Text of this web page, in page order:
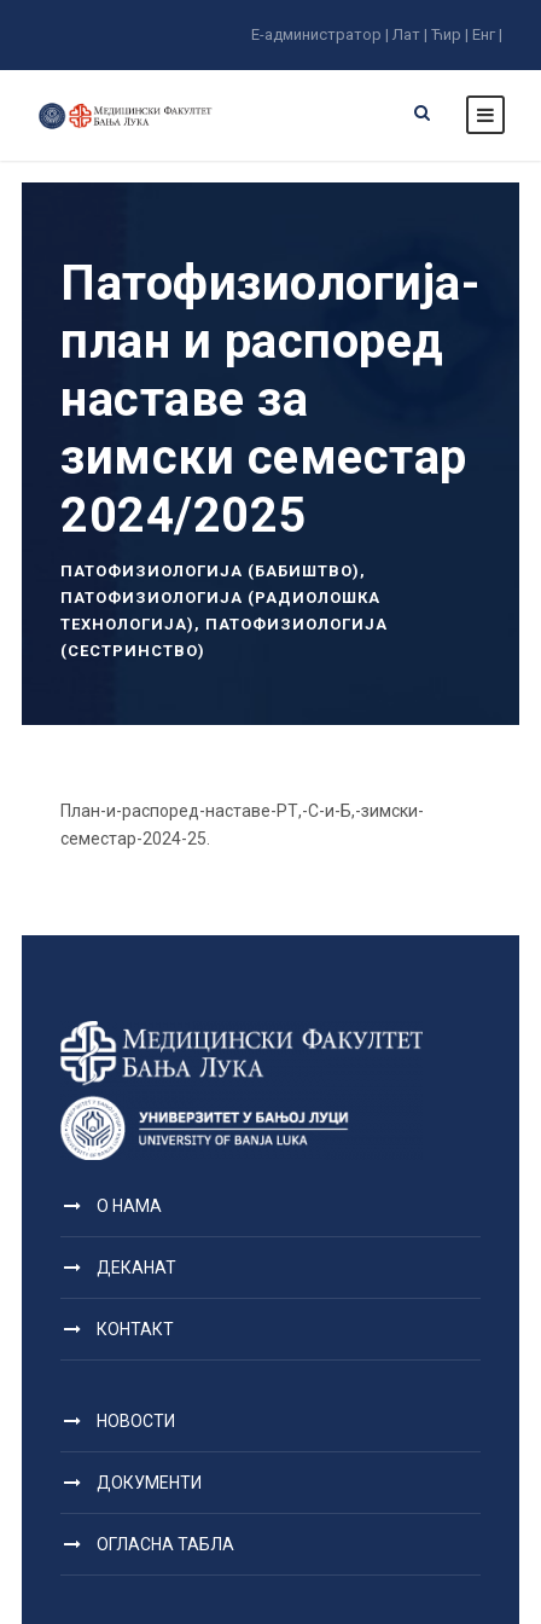
Е-администратор | Лат | Ћир | Енг |
Патофизиологија-
план и распоред
наставе за
зимски семестар
2024/2025
ПАТОФИЗИОЛОГИЈА (БАБИШТВО) ,
ПАТОФИЗИОЛОГИЈА (РАДИОЛОШКА
ТЕХНОЛОГИЈА) , ПАТОФИЗИОЛОГИЈА
(СЕСТРИНСТВО)
План-и-распоред-наставе-РТ,-С-и-Б,-зимски-
семестар-2024-25.
О НАМА
ДЕКАНАТ
КОНТАКТ
НОВОСТИ
ДОКУМЕНТИ
ОГЛАСНА ТАБЛА